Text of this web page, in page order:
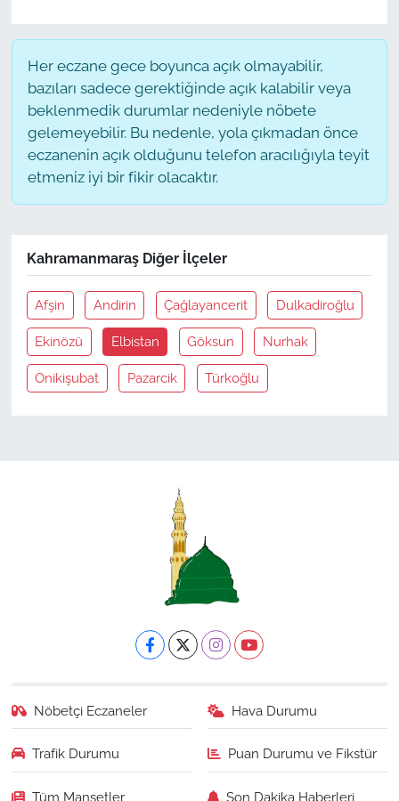
Her eczane gece boyunca açık olmayabilir,
bazıları sadece gerektiğinde açık kalabilir veya
beklenmedik durumlar nedeniyle nöbete
gelemeyebilir. Bu nedenle, yola çıkmadan önce
eczanenin açık olduğunu telefon aracılığıyla teyit
etmeniz iyi bir fikir olacaktır.
Kahramanmaraş Diğer İlçeler
Afşin Andirin Çağlayancerit Dulkadiroğlu
Ekinözü Elbistan Göksun Nurhak
Onikişubat Pazarcik Türkoğlu
Nöbetçi Eczaneler Hava Durumu
Trafik Durumu Puan Durumu ve Fikstür
Tüm Manşetler Son Dakika Haberleri